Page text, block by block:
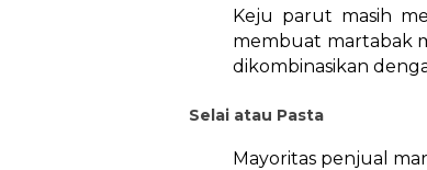
Keju parut masih
membuat martabak
dikombinasikan
Selai atau Pasta
Mayoritas penjual